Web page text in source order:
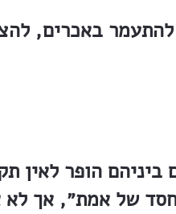
להתעמר באכרים,
הופר לאין
של אמת״, אך לא